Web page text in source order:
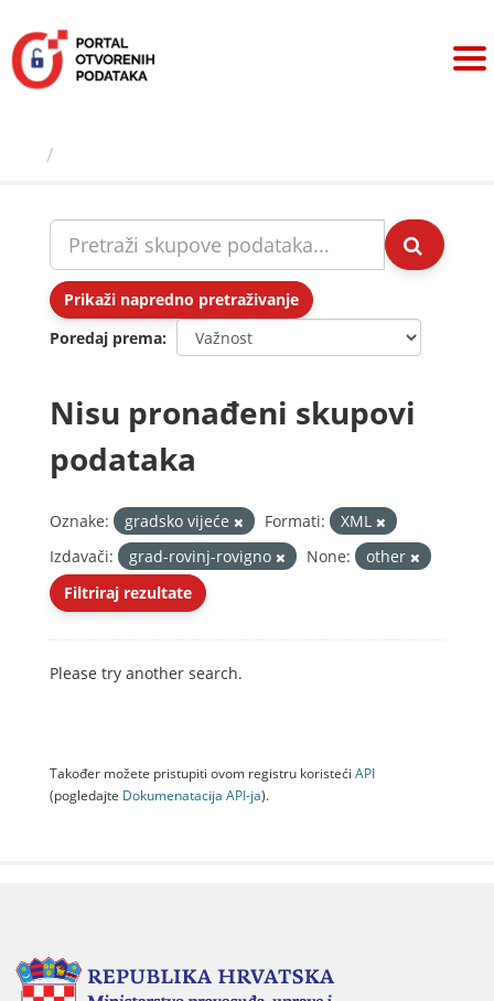
sadržaj
Prikaži napredno pretraživanje
Poredaj prema
Nisu pronađeni skupovi
podataka
Oznake: gradsko vijeće Formati:
XML
Izdavači:
grad-rovinj-rovigno None:
other
Filtriraj rezultate
Please try another search.
Također možete pristupiti ovom registru koristeći API
(pogledajte Dokumenаtаcijа API-jа).